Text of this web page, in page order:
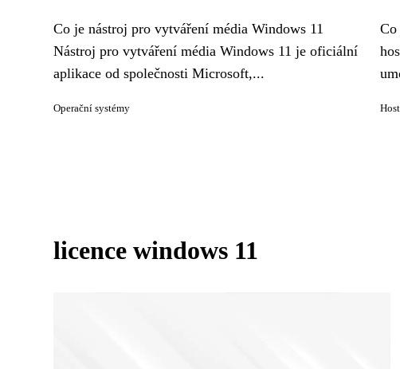
Co je nástroj pro vytváření média Windows 11
Nástroj pro vytváření média Windows 11 je oficiální
aplikace od společnosti Microsoft,...
Operační systémy
Co
licence windows 11